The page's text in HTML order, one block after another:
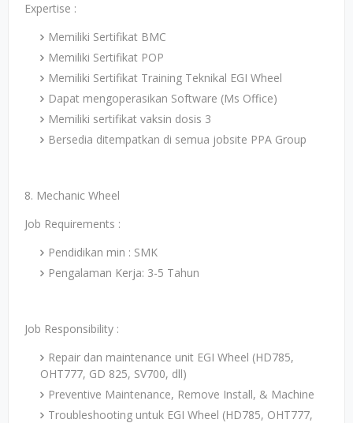
Expertise :
Memiliki Sertifikat BMC
Memiliki Sertifikat POP
Memiliki Sertifikat Training Teknikal EGI Wheel
Dapat mengoperasikan Software (Ms Office)
Memiliki sertifikat vaksin dosis 3
Bersedia ditempatkan di semua jobsite PPA Group
8. Mechanic Wheel
Job Requirements :
Pendidikan min : SMK
Pengalaman Kerja: 3-5 Tahun
Job Responsibility :
Repair dan maintenance unit EGI Wheel (HD785,
OHT777, GD 825, SV700, dll)
Preventive Maintenance, Remove Install, & Machine
Troubleshooting untuk EGI Wheel (HD785, OHT777,